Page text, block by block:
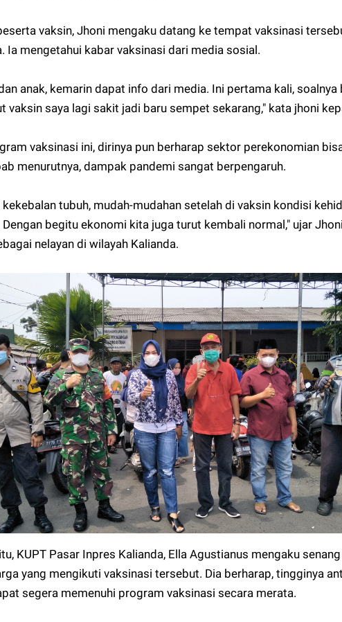
vaksin, Jhoni mengaku datang ke tempat vaksinasi
Ia mengetahui kabar vaksinasi dari media sosial.
anak, kemarin dapat info dari media. Ini pertama kali, soalnya
vaksin saya lagi sakit jadi baru sempet sekarang," kata jhoni
vaksinasi ini, dirinya pun berharap sektor perekonomian
menurutnya, dampak pandemi sangat berpengaruh.
kekebalan tubuh, mudah-mudahan setelah di vaksin kondisi
begitu ekonomi kita juga turut kembali normal," ujar
nelayan di wilayah Kalianda.
KUPT Pasar Inpres Kalianda, Ella Agustianus mengaku
yang mengikuti vaksinasi tersebut. Dia berharap, tingginya
segera memenuhi program vaksinasi secara merata.